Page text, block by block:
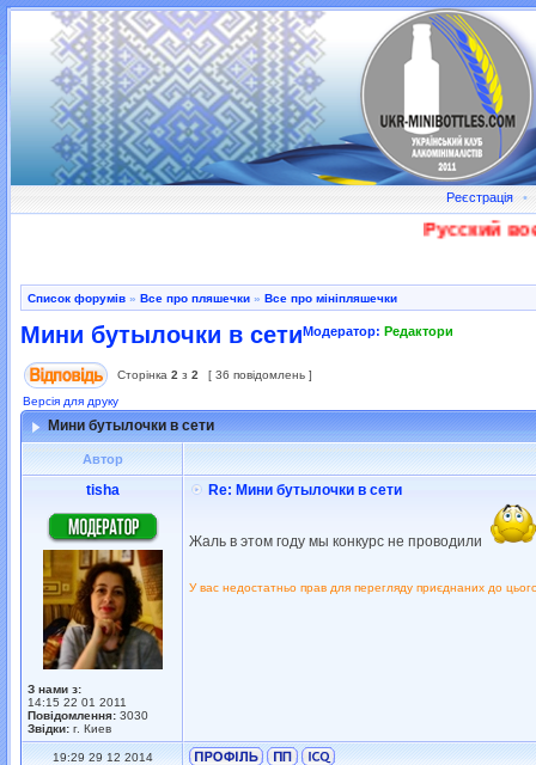
Реєстрація •
Русский
Список форумів » Все про пляшечки » Все про мініпляшечки
Мини бутылочки в сетиМодератор: Редактори
Сторінка 2 з 2
[ 36 повідомлень ]
Версія для друку
Мини бутылочки в сети
Автор
tisha
З нами з:
14:15 22 01 2011
Повідомлення: 3030
Звідки: г. Киев
Re: Мини бутылочки в сети
Жаль в этом году мы конкурс не проводили
У вас недостатньо прав для перегляду приєднаних до
19:29 29 12 2014